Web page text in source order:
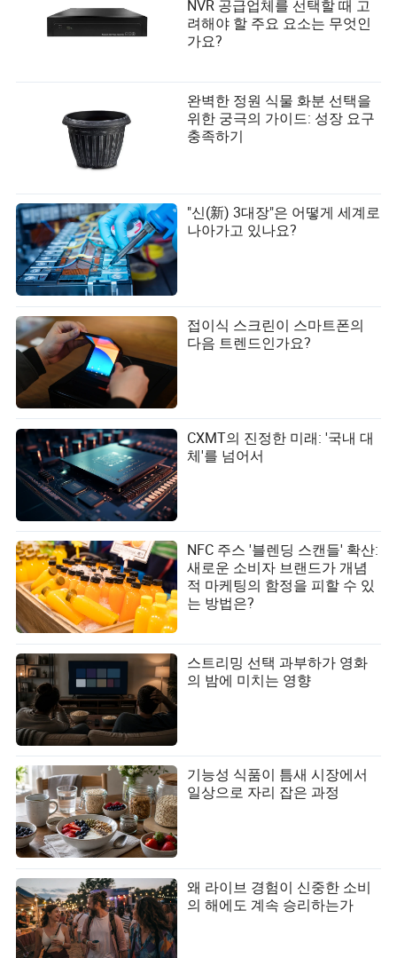
NVR 공급업체를 선택할 때 고
려해야 할 주요 요소는 무엇인
가요?
완벽한 정원 식물 화분 선택을
위한 궁극의 가이드: 성장 요구
충족하기
"신(新) 3대장"은 어떻게 세계로
나아가고 있나요?
접이식 스크린이 스마트폰의
다음 트렌드인가요?
CXMT의 진정한 미래: '국내 대
체'를 넘어서
NFC 주스 '블렌딩 스캔들' 확산:
새로운 소비자 브랜드가 개념
적 마케팅의 함정을 피할 수 있
는 방법은?
스트리밍 선택 과부하가 영화
의 밤에 미치는 영향
기능성 식품이 틈새 시장에서
일상으로 자리 잡은 과정
왜 라이브 경험이 신중한 소비
의 해에도 계속 승리하는가